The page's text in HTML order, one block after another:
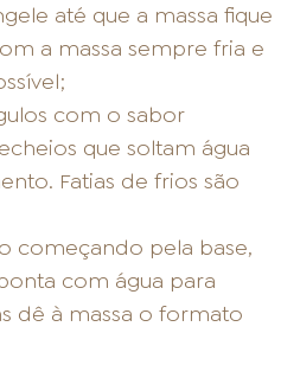
até que a massa fique
a massa sempre fria e
com o sabor
que soltam água
Fatias de frios são
começando pela base,
com água para
dê à massa o formato